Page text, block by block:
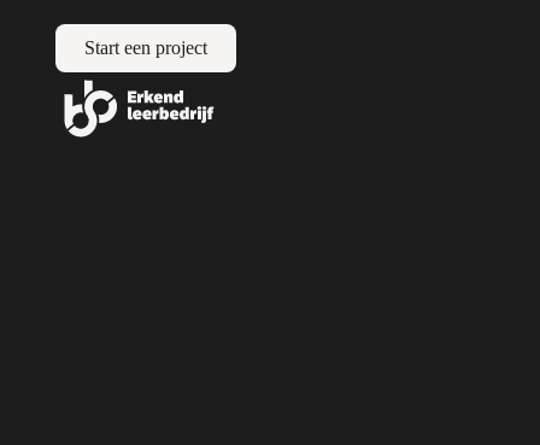
Start een project